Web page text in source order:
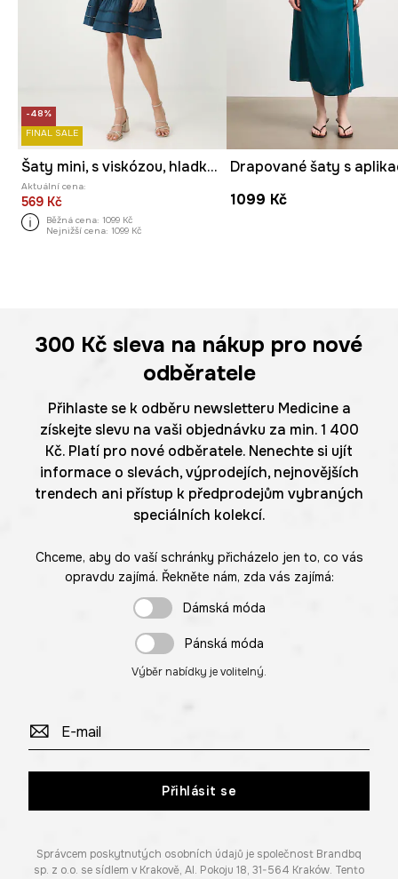
-48%
FINAL SALE
Šaty mini, s viskózou, hladký povrch tyrkysová barva
Aktuální cena:
569 Kč
Běžná cena: 1099 Kč
Nejnižší cena: 1099 Kč
Drapované šaty s
1099 Kč
300 Kč sleva na nákup pro nové
odběratele
Přihlaste se k odběru newsletteru Medicine a
získejte slevu na vaši objednávku za min. 1 400
Kč. Platí pro nové odběratele. Nenechte si ujít
informace o slevách, výprodejích, nejnovějších
trendech ani přístup k předprodejům vybraných
speciálních kolekcí.
Chceme, aby do vaší schránky přicházelo jen to, co vás
opravdu zajímá. Řekněte nám, zda vás zajímá:
Dámská móda
Pánská móda
Výběr nabídky je volitelný.
Přihlásit se
Správcem poskytnutých osobních údajů je společnost Brandbq
sp. z o.o. se sídlem v Krakově, Al. Pokoju 18, 31-564 Kraków. Tento